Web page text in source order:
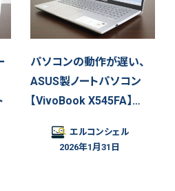
パソコンの動作が遅い、
ASUS製ノートパソコン
【VivoBook X545FA】…
エルコンシェル
2026年1月31日